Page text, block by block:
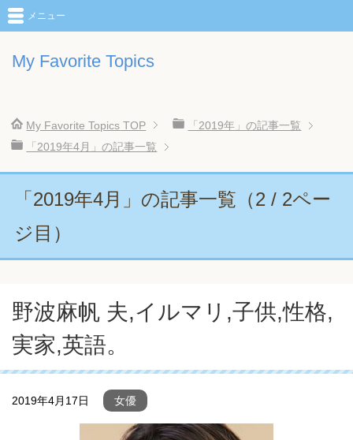
My Favorite Topics
メニュー
My Favorite Topics TOP
「2019年」の記事一覧
「2019年4月」の記事一覧
「2019年4月」の記事一覧（2 / 2ペー
ジ目）
野波麻帆 夫,イルマリ,子供,性格,
実家,英語。
2019年4月17日 女優